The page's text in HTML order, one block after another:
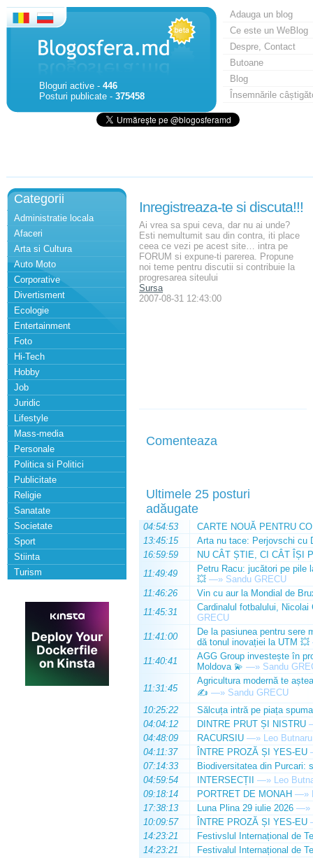
Bloguri active - 446
Posturi publicate - 375458
Adauga un blog
Ce este un WeBlog
Despre, Contact
Butoane
Blog
Însemnările
Categorii
Administratie locala
Afaceri
Arta si Cultura
Auto Moto
Corporative
Divertisment
Ecologie
Entertainment
Foto
Hi-Tech
Hobby
Job
Juridic
Lifestyle
Mass-media
Personale
Politica si Politici
Publicitate
Religie
Sanatate
Societate
Sport
Stiinta
Turism
Inregistreaza-te si discuta!!!
Ai vrea sa spui ceva, dar nu ai unde?
Esti nemultumit sau din contra, iti place
ceea ce vezi pe acest site… intra pe
FORUM si expune-ti parerea. Propune
noi teme pentru discutii si contribuie la
progresarea siteului
Sursa
2007-08-31 12:43:00
Comenteaza
Ultimele 25 posturi
adăugate
04:54:53
CARTE NOUĂ PENTRU
13:45:15
Arta nu tace: Perjovschi cu
16:59:59
NU CÂT ȘTIE, CI CÂT ÎȘI
11:49:49
Petru Racu: jucători pe pile
💥 —» Sandu GRECU
11:46:26
Vin cu aur la Mondial de
11:45:31
Cardinalul fotbalului,
GRECU
11:41:00
De la pasiunea pentru sere
dă tonul inovației la UTM 💥
11:40:41
AGG Group investește în
Moldova 💫 —» Sandu
11:31:45
Agricultura modernă te
✍️ —» Sandu GRECU
10:25:22
Sălcuța intră pe piața
04:04:12
DINTRE PRUT ȘI NISTRU
04:48:09
RACURSIU —» Leo Butnaru
04:11:37
ÎNTRE PROZĂ ȘI YES-EU
07:14:33
Biodiversitatea din Purcari:
04:59:54
INTERSECȚII —» Leo
09:18:14
PORTRET DE MONAH —»
17:38:13
Luna Plina 29 iulie 2026 —»
10:09:57
ÎNTRE PROZĂ ȘI YES-EU
14:23:21
Festivslul Internațional de
14:23:21
Festivalul Internațional de